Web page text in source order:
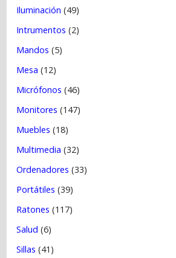
Iluminación (49)
Intrumentos (2)
Mandos (5)
Mesa (12)
Micrófonos (46)
Monitores (147)
Muebles (18)
Multimedia (32)
Ordenadores (33)
Portátiles (39)
Ratones (117)
Salud (6)
Sillas (41)